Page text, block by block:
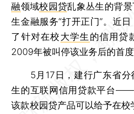
融领域校园贷乱象丛生的背
生金融服务“打开正门”。近
了针对在校大学生 的信用贷
2009年被叫停该业务后的首度
5月17日，建行广东省分
生的互联网信用贷款平台——“
该款校园贷产品可以给予在